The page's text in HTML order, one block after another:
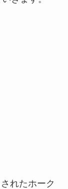
れたホーク